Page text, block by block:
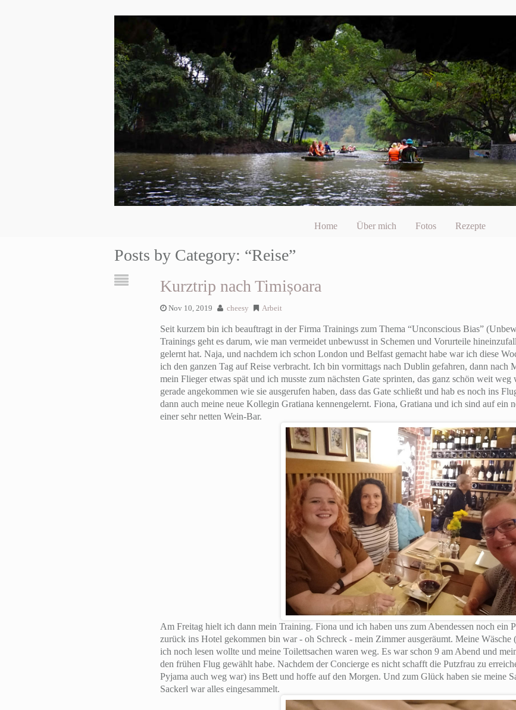
Home Über mich Fotos Rezepte
Posts by Category: “Reise”
Kurztrip nach Timișoara
Nov 10, 2019 cheesy Arbeit
Seit kurzem bin ich beauftragt in der Firma Trainings zum Thema “Unconscious Bias”
Trainings geht es darum, wie man vermeidet unbewusst in Schemen und Vorurteile
gelernt hat. Naja, und nachdem ich schon London und Belfast gemacht habe war ich diese
ich den ganzen Tag auf Reise verbracht. Ich bin vormittags nach Dublin gefahren, dann nach
mein Flieger etwas spät und ich musste zum nächsten Gate sprinten, das ganz schön weit
gerade angekommen wie sie ausgerufen haben, dass das Gate schließt und hab es noch ins
dann auch meine neue Kollegin Gratiana kennengelernt. Fiona, Gratiana und ich sind auf ein
einer sehr netten Wein-Bar.
Am Freitag hielt ich dann mein Training. Fiona und ich haben uns zum Abendessen noch ein
zurück ins Hotel gekommen bin war - oh Schreck - mein Zimmer ausgeräumt. Meine Wäsche
ich noch lesen wollte und meine Toilettsachen waren weg. Es war schon 9 am Abend und
den frühen Flug gewählt habe. Nachdem der Concierge es nicht schafft die Putzfrau zu
Pyjama auch weg war) ins Bett und hoffe auf den Morgen. Und zum Glück haben sie meine
Sackerl war alles eingesammelt.